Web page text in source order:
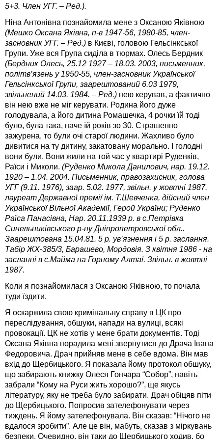
5+3. Член УГГ. – Ред.).
Ніна Антонівна познайомила мене з Оксаною Яківною
(Мешко Оксана Яківна, п-в 1947-56, 1980-85, член-
засновник УГГ. – Ред.) в Києві, головою Гельсінкської
Групи. Уже вся Група сиділа в тюрмах. Олесь Бердник
(Бердник Олесь, 25.12 1927 – 18.03. 2003, письменник,
політв’язень у 1950-55, член-засновник Української
Гельсінкської Групи, заарештований 6.03 1979,
звільнений 14.03. 1984. – Ред.) нею керував, а фактично
він нею вже не міг керувати. Родина його дуже
голодувала, а його дитина Ромашечка, 4 рочки їй тоді
було, була така, наче їй років зо 30. Страшенно
зажурена, то були очі старої людини. Жахливо було
дивитися на ту дитину, закатовану морально. І голодні
вони були. Вони жили на той час у квартирі Руденків,
Раїси і Миколи. (Руденко Микола Данилович, нар. 19.12.
1920 – 1.04. 2004. Письменник, правозахисник, голова
УГГ (9.11. 1976), заар. 5.02. 1977, звільн. у жовтні 1987.
лауреат Державної премії ім. Т.Шевченка, дійсний член
Української Вільної Академії, Герой України; Руденко
Раїса Панасівна, Нар. 20.11.1939 р. в с.Петрівка
Синельниківського р-ну Дніпропетровської обл..
Заарештована 15.04.81. 5 р. ув’язнення і 5 р. заслання.
Табір ЖХ-385/3, Барашево, Мордовія. З квітня 1986 - на
засланні в с.Майма на Горному Алтаї. Звільн. в жовтні
1987.
Коли я познайомилася з Оксаною Яківною, то почала
туди їздити.
Я оскаржила свою кримінальну справу в ЦК про
переслідування, обшуки, напади на вулиці, всякі
провокації. ЦК не хотів у мене брати документів. Тоді
Оксана Яківна порадила мені звернутися до Драча Івана
Федоровича. Драч прийняв мене в себе вдома. Він мав
вхід до Щербицького. Я показала йому протокол обшуку,
що забирають книжку Олеся Гончара “Собор”, навіть
забрали “Кому на Руси жить хорошо?”, ще якусь
літературу, яку не треба було забирати. Драч обіцяв піти
до Щербицького. Попросив зателефонувати через
тиждень. Я йому зателефонувала. Він сказав: “Нічого не
вдалося зробити”. Але це він, мабуть, сказав з міркувань
безпеки. Очевидно, він таки до Щербицького ходив, бо